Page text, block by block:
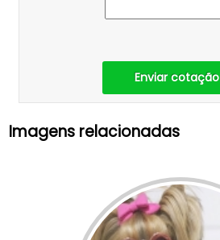
Enviar cotação
Imagens relacionadas